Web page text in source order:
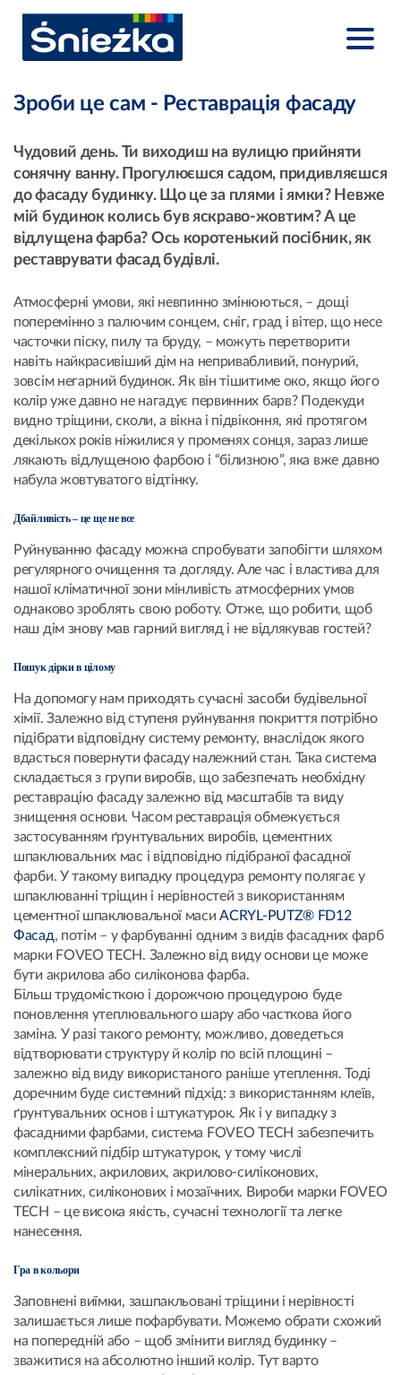
Зроби це сам - Реставрація фасаду
Чудовий день. Ти виходиш на вулицю прийняти
сонячну ванну. Прогулюєшся садом, придивляєшся
до фасаду будинку. Що це за плями і ямки? Невже
мій будинок колись був яскраво-жовтим? А це
відлущена фарба? Ось коротенький посібник, як
реставрувати фасад будівлі.
Атмосферні умови, які невпинно змінюються, – дощі
поперемінно з палючим сонцем, сніг, град і вітер, що несе
часточки піску, пилу та бруду, – можуть перетворити
навіть найкрасивіший дім на непривабливий, понурий,
зовсім негарний будинок. Як він тішитиме око, якщо його
колір уже давно не нагадує первинних барв? Подекуди
видно тріщини, сколи, а вікна і підвіконня, які протягом
декількох років ніжилися у променях сонця, зараз лише
лякають відлущеною фарбою і “білизною”, яка вже давно
набула жовтуватого відтінку.
Дбайливість – це ще не все
Руйнуванню фасаду можна спробувати запобігти шляхом
регулярного очищення та догляду. Але час і властива для
нашої кліматичної зони мінливість атмосферних умов
однаково зроблять свою роботу. Отже, що робити, щоб
наш дім знову мав гарний вигляд і не відлякував гостей?
Пошук дірки в цілому
На допомогу нам приходять сучасні засоби будівельної
хімії. Залежно від ступеня руйнування покриття потрібно
підібрати відповідну систему ремонту, внаслідок якого
вдасться повернути фасаду належний стан. Така система
складається з групи виробів, що забезпечать необхідну
реставрацію фасаду залежно від масштабів та виду
знищення основи. Часом реставрація обмежується
застосуванням ґрунтувальних виробів, цементних
шпаклювальних мас і відповідно підібраної фасадної
фарби. У такому випадку процедура ремонту полягає у
шпаклюванні тріщин і нерівностей з використанням
цементної шпаклювальної масиACRYL-PUTZ® FD12
Фасад, потім – у фарбуванні одним з видів фасадних фарб
марки FOVEO TECH. Залежно від виду основи це може
бути акрилова або силіконова фарба.
Більш трудомісткою і дорожчою процедурою буде
поновлення утеплювального шару або часткова його
заміна. У разі такого ремонту, можливо, доведеться
відтворювати структуру й колір по всій площині –
залежно від виду використаного раніше утеплення. Тоді
доречним буде системний підхід: з використанням клеїв,
ґрунтувальних основ і штукатурок. Як і у випадку з
фасадними фарбами, система FOVEO TECH забезпечить
комплексний підбір штукатурок, у тому числі
мінеральних, акрилових, акрилово-силіконових,
силікатних, силіконових і мозаїчних. Вироби марки FOVEO
TECH – це висока якість, сучасні технології та легке
нанесення.
Гра в кольори
Заповнені виїмки, зашпакльовані тріщини і нерівності
залишається лише пофарбувати. Можемо обрати схожий
на попередній або – щоб змінити вигляд будинку –
зважитися на абсолютно інший колір. Тут варто